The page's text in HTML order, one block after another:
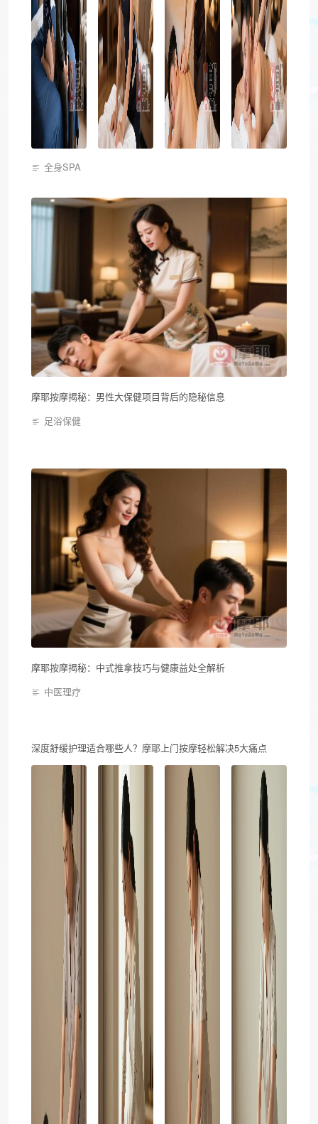
全身SPA
摩耶按摩揭秘：男性大保健项目背后的隐秘信息
足浴保健
摩耶按摩揭秘：中式推拿技巧与健康益处全解析
中医理疗
深度舒缓护理适合哪些人？摩耶上门按摩轻松解决5大痛点